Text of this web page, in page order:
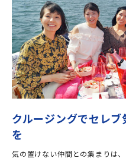
クルージングでセレ
を
気の置けない仲間との集まりは